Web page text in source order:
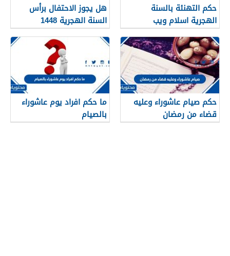
حكم التهنئة بالسنة
الهجرية اسلام ويب
هل يجوز الاحتفال برأس
السنة الهجرية 1448
حكم صيام عاشوراء وعليه
قضاء من رمضان
ما حكم افراد يوم عاشوراء
بالصيام